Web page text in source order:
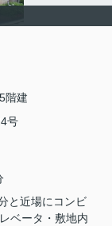
階建
号
と近場にコンビ
ベータ・敷地内